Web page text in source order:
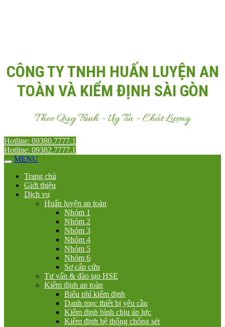
CÔNG TY TNHH HUẤN LUYỆN AN
TOÀN VÀ KIỂM ĐỊNH SÀI GÒN
Theo Quy Trình - Uy Tín - Chất Lượng
Hotline: 09380.7777.1
Hotline: 09382.7777.1
MENU
Trang chủ
Giới thiệu
Dịch vụ
Huấn luyện an toàn
Nhóm 1
Nhóm 2
Nhóm 3
Nhóm 4
Nhóm 5
Nhóm 6
Sơ cấp cứu
Tư vấn & đào tạo HSE
Kiểm định an toàn
Biểu phí kiểm định
Danh mục thiết bị yêu cầu
Kiểm định bình chịu áp lực
Kiểm định hệ thống chống sét